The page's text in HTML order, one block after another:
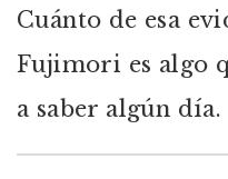
Cuánto de esa
Fujimori es algo
a saber algún día.